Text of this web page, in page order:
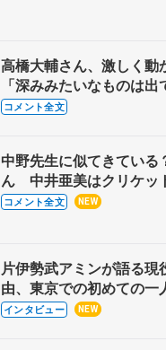
高橋大輔さん、激しく動
「深みみたいなものは出
る？」 〝兄さん〟と慕
コメント全文
中野先生に似てきている
ん 中井亜美はクリケッ
ャンプに 島田麻央はた
コメント全文 NEW
片伊勢武アミンが語る現
由、東京での初めての
目スケーターの「今」に
インタビュー NEW